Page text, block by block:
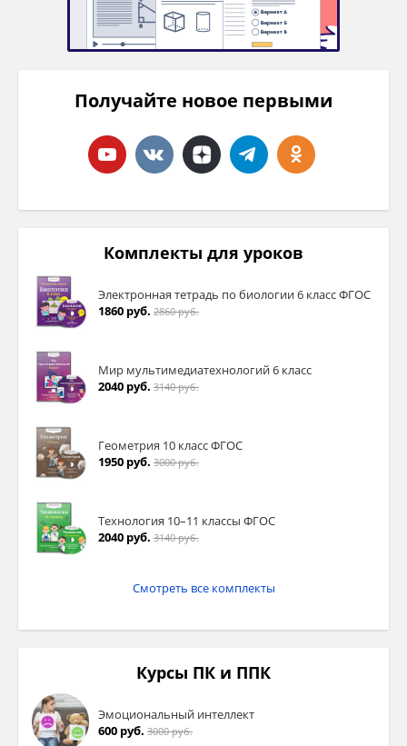
Получайте новое первыми
Комплекты для уроков
Электронная тетрадь по биологии 6 класс ФГОС
1860 руб. 2860 руб.
Мир мультимедиатехнологий 6 класс
2040 руб. 3140 руб.
Геометрия 10 класс ФГОС
1950 руб. 3000 руб.
Технология 10–11 классы ФГОС
2040 руб. 3140 руб.
Смотреть все комплекты
Курсы ПК и ППК
Эмоциональный интеллект
600 руб. 3000 руб.